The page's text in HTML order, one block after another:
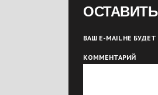
ВАШ E-MAIL НЕ
КОММЕНТАРИЙ